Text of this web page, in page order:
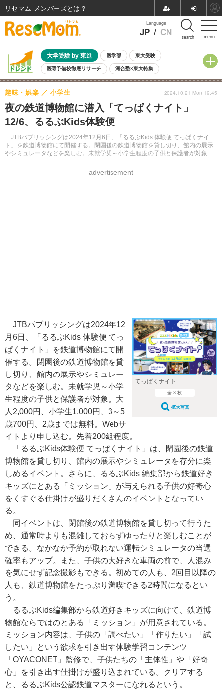
menu
Language
JP / CN search
大学受験 by 東進 医学部 東大受験
医専予備校徹底リサーチ 河合塾×東大特集
親子で考える大学選び 高校受験 中学受験 小学校受験
共通テスト 夏休み
8月開催イベント・WS 全国公立高校 過去問 人気記事
自由研究教材（小学生向け） 自由研究教材（中学生向け）
夜の鉄道博物館に潜入「てっぱくナイト」
12/6、るるぶKids体験便
JTBパブリッシングは2024年12月6日、「るるぶKids 体験便 てっぱくナイ
ト」を鉄道博物館にて開催する。閉園後の鉄道博物館を貸し切り、館内の展示
やシミュレータなどを楽しむ。未就学児～小学生程度の子供と保護者が対象。
趣味・娯楽 小学生
advertisement
2024.10.21 Mon 19:45
てっぱくナイト
全 3 枚
拡大写真
JTBパブリッシングは2024年12
月6日、「るるぶKids 体験便 てっ
ぱくナイト」を鉄道博物館にて開
催する。閉園後の鉄道博物館を貸
し切り、館内の展示やシミュレー
タなどを楽しむ。未就学児～小学
生程度の子供と保護者が対象。大
人2,000円、小学生1,000円、3～5
歳700円、2歳までは無料。Webサ
イトより申し込む。先着200組程度。
「るるぶKids体験便 てっぱくナイト」は、閉園後の鉄道
博物館を貸し切り、館内の展示やシミュレータを存分に楽
しめるイベント。さらに、るるぶKids 編集部から鉄道好き
キッズにとある「ミッション」が与えられる子供の好奇心
をくすぐる仕掛けが盛りだくさんのイベントとなってい
る。
同イベントは、閉館後の鉄道博物館を貸し切って行うた
め、通常時よりも混雑しておらずゆったりと楽しむことが
できる。なかなか予約が取れない運転シミュレータの当選
確率もアップ。また、子供の大好きな車両の前で、人混み
を気にせず記念撮影もできる。初めての人も、2回目以降の
人も、鉄道博物館をたっぷり満喫できる2時間になるとい
う。
るるぶKids編集部から鉄道好きキッズに向けて、鉄道博
物館ならではのとある「ミッション」が用意されている。
ミッション内容は、子供の「調べたい」「作りたい」「試
したい」という欲求を引き出す体験学習コンテンツ
「OYACONET」監修で、子供たちの「主体性」や「好奇
心」を引き出す仕掛けが盛り込まれている。クリアする
と、るるぶKids公認鉄道マスターになれるという。
リセマム メンバーズ